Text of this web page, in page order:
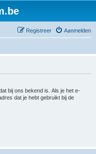
Aanmelden
Registreer
bij ons bekend is. Als je het e-
dat je hebt gebruikt bij de